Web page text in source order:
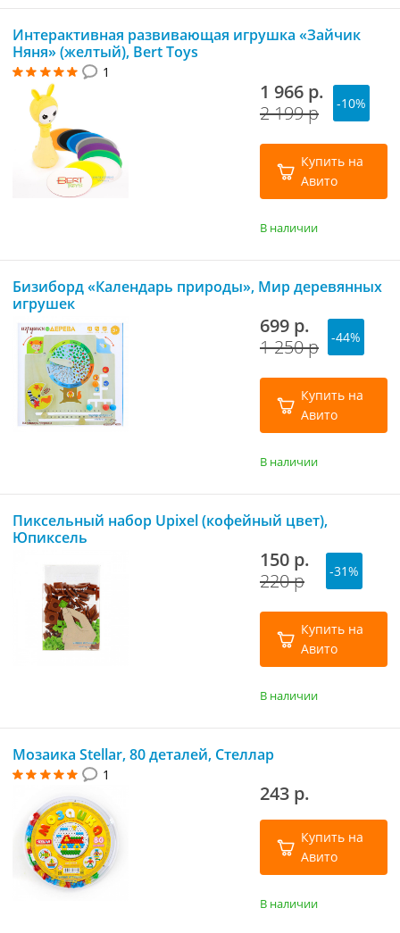
Интерактивная развивающая игрушка «Зайчик
Няня» (желтый), Bert Toys
1
1 966 р.
2 199 р
-10%
Купить на
Авито
В наличии
Бизиборд «Календарь природы», Мир деревянных
игрушек
699 р.
1 250 р
-44%
Купить на
Авито
В наличии
Пиксельный набор Upixel (кофейный цвет),
Юпиксель
150 р.
220 р
-31%
Купить на
Авито
В наличии
Мозаика Stellar, 80 деталей, Стеллар
1
243 р.
Купить на
Авито
В наличии